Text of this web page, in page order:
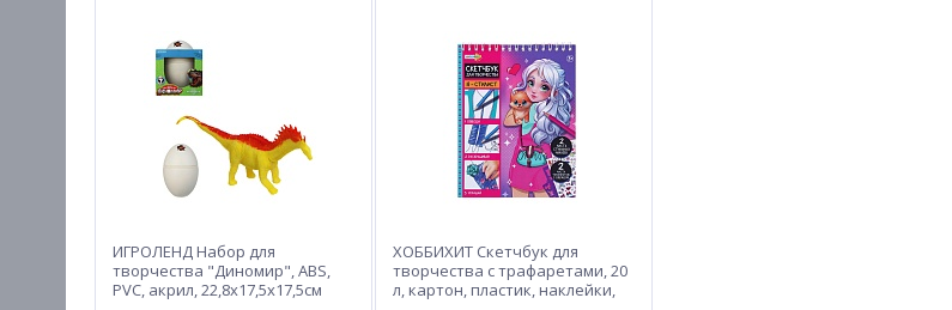
ИГРОЛЕНД Набор для
творчества "Диномир", ABS,
PVC, акрил, 22,8х17,5х17,5см
ХОББИХИТ Скетчбук для
творчества с трафаретами, 20
л, картон, пластик, наклейки,